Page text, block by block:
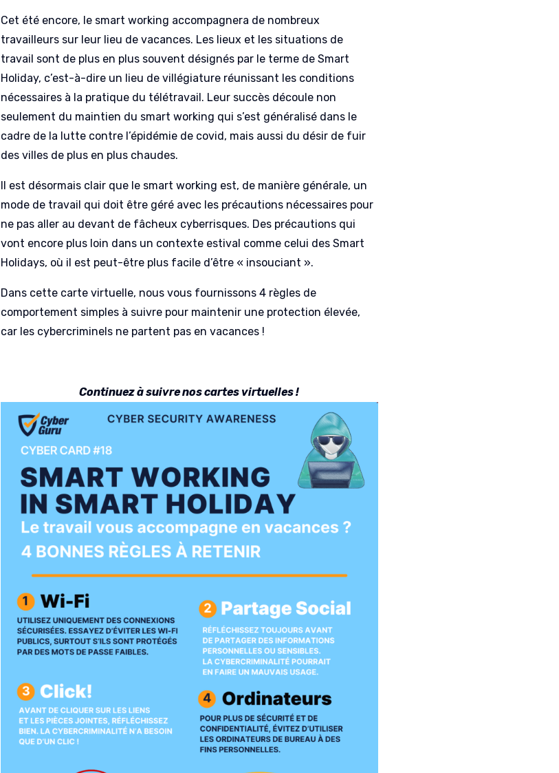
Cet été encore, le smart working accompagnera de nombreux
travailleurs sur leur lieu de vacances. Les lieux et les situations de
travail sont de plus en plus souvent désignés par le terme de Smart
Holiday, c’est-à-dire un lieu de villégiature réunissant les conditions
nécessaires à la pratique du télétravail. Leur succès découle non
seulement du maintien du smart working qui s’est généralisé dans le
cadre de la lutte contre l’épidémie de covid, mais aussi du désir de fuir
des villes de plus en plus chaudes.
Il est désormais clair que le smart working est, de manière générale, un
mode de travail qui doit être géré avec les précautions nécessaires pour
ne pas aller au devant de fâcheux cyberrisques. Des précautions qui
vont encore plus loin dans un contexte estival comme celui des Smart
Holidays, où il est peut-être plus facile d’être « insouciant ».
Dans cette carte virtuelle, nous vous fournissons 4 règles de
comportement simples à suivre pour maintenir une protection élevée,
car les cybercriminels ne partent pas en vacances !
Continuez à suivre nos cartes virtuelles !